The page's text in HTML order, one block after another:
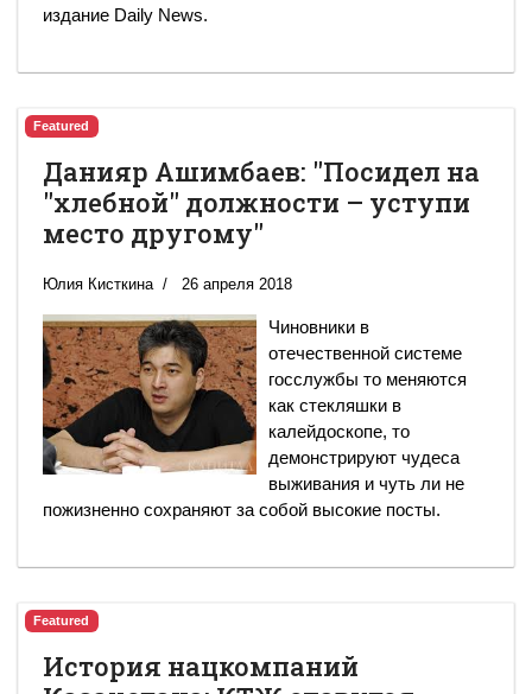
издание Daily News.
Featured
Данияр Ашимбаев: "Посидел на
"хлебной" должности – уступи
место другому"
Юлия Кисткина 26 апреля 2018
Чиновники в
отечественной системе
госслужбы то меняются
как стекляшки в
калейдоскопе, то
демонстрируют чудеса
выживания и чуть ли не
пожизненно сохраняют за собой высокие посты.
Featured
История нацкомпаний